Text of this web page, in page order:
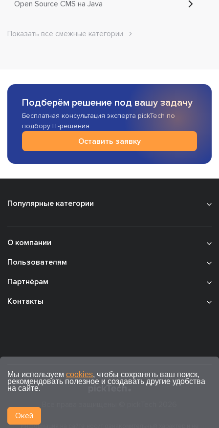
Open Source CMS на Java
Показать все смежные категории
Подберём решение под вашу задачу
Бесплатная консультация эксперта pickTech по
подбору IT-решения
Оставить заявку
Популярные категории
О компании
Пользователям
Партнёрам
Контакты
Информация на сайте носит ознакомительный характер и не
Мы используем cookies, чтобы сохранять ваш поиск,
рекомендовать полезное и создавать другие удобства
на сайте.
Окей